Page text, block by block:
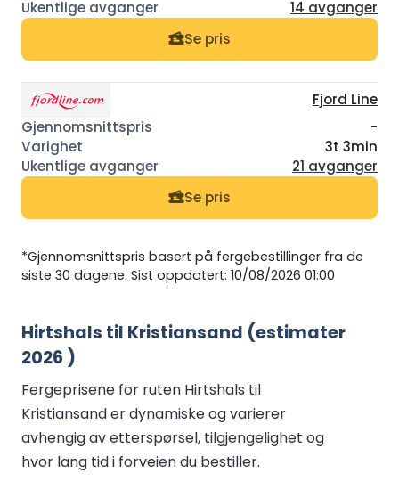
14 avganger
Se pris
Fjord Line
-
3t 3min
21 avganger
Se pris
*Gjennomsnittspris basert på fergebestillinger fra de
siste 30 dagene. Sist oppdatert: 10/08/2026 01:00
Hirtshals til Kristiansand (estimater
2026 )
Fergeprisene for ruten Hirtshals til
Kristiansand er dynamiske og varierer
avhengig av etterspørsel, tilgjengelighet og
hvor lang tid i forveien du bestiller.